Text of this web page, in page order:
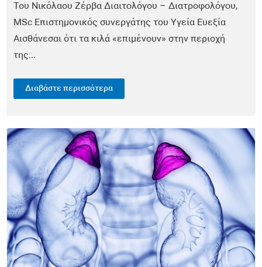
Αντιγήρανση
Ευζωία
Καρδιολογία
Νευρολογία
Λοιμώξεις
Παιδιατρική
Οδοντιατρική
Ορθοπεδική
Του Νικόλαου Ζέρβα Διαιτολόγου – Διατροφολόγου,
MSc Επιστημονικός συνεργάτης του Υγεία Ευεξία
Αισθάνεσαι ότι τα κιλά «επιμένουν» στην περιοχή
της...
Διαβάστε περισσότερα